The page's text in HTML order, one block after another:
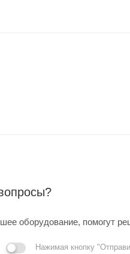
оборудование, помогут
Нажимая кнопку